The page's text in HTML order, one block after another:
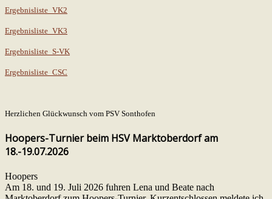
Ergebnisliste_VK2
Ergebnisliste_VK3
Ergebnisliste_S-VK
Ergebnisliste_CSC
Herzlichen Glückwunsch vom PSV Sonthofen
Hoopers-Turnier beim HSV Marktoberdorf am
18.-19.07.2026
Hoopers
Am 18. und 19. Juli 2026 fuhren Lena und Beate nach